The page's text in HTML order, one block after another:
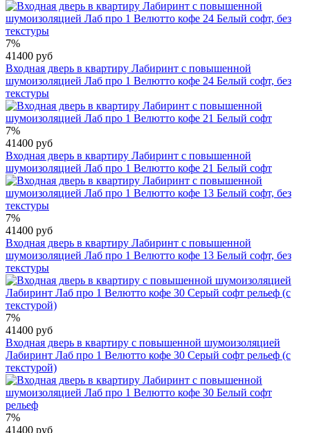
7%
41400 руб
Входная дверь в квартиру Лабиринт с повышенной
шумоизоляцией Лаб про 1 Велютто кофе 24 Белый софт, без
текстуры
7%
41400 руб
Входная дверь в квартиру Лабиринт с повышенной
шумоизоляцией Лаб про 1 Велютто кофе 21 Белый софт
7%
41400 руб
Входная дверь в квартиру Лабиринт с повышенной
шумоизоляцией Лаб про 1 Велютто кофе 13 Белый софт, без
текстуры
7%
41400 руб
Входная дверь в квартиру с повышенной шумоизоляцией
Лабиринт Лаб про 1 Велютто кофе 30 Серый софт рельеф (с
текстурой)
7%
41400 руб